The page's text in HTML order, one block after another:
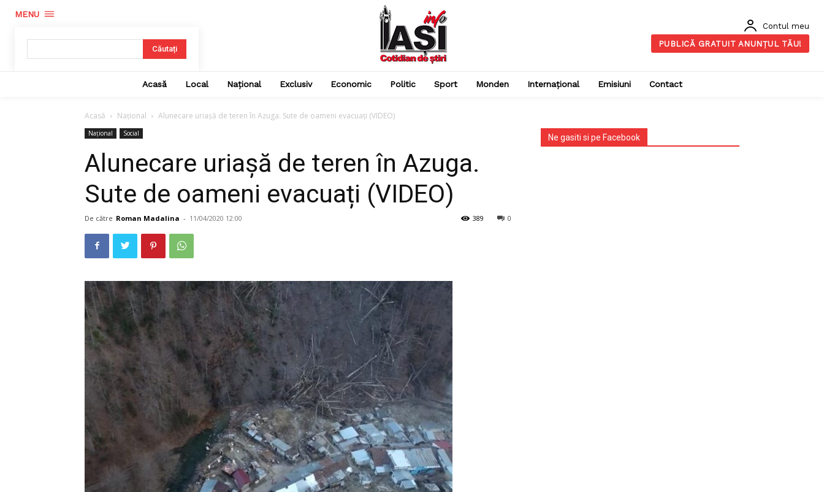
MENU
Căutați
Contul meu
PUBLICĂ GRATUIT ANUNȚUL TĂU!
Acasă Local Național Exclusiv Economic Politic Sport Monden Internațional Emisiuni Contact
Acasă Național Alunecare uriașă de teren în Azuga. Sute de oameni evacuați (VIDEO)
Național Social
Alunecare uriașă de teren în Azuga.
Sute de oameni evacuați (VIDEO)
De către Roman Madalina - 11/04/2020 12:00 0
389
Ne gasiti si pe Facebook